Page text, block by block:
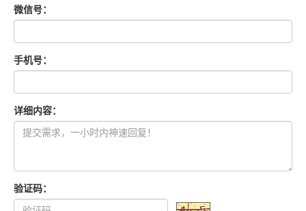
微信号：
手机号：
详细内容：
验证码：